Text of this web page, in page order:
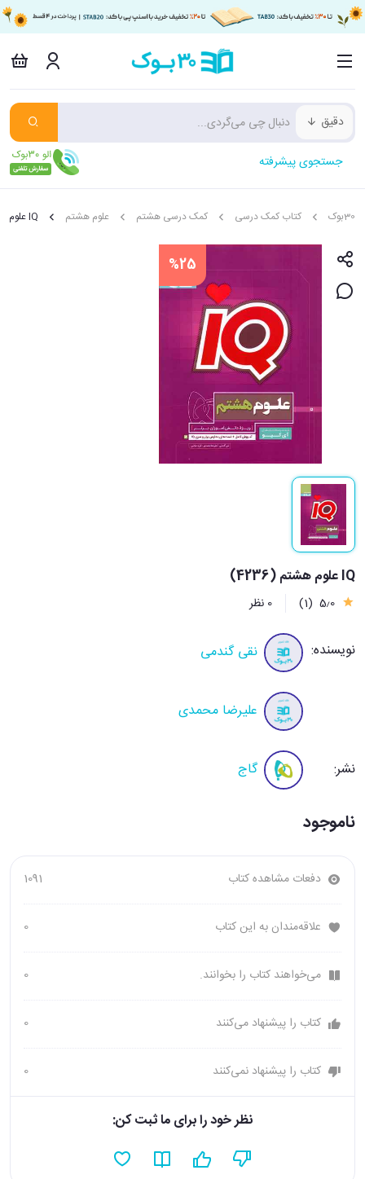
دقیق
جستجوی پیشرفته
30بوک کتاب کمک درسی کمک درسی هشتم علوم هشتم IQ علوم هشتم
%25
IQ علوم هشتم (4236)
5٫0 (1) 0 نظر
نویسنده: نقی گندمی
علیرضا محمدی
نشر: گاج
ناموجود
دفعات مشاهده کتاب 1091
علاقه‌مندان به این کتاب 0
می‌خواهند کتاب را بخوانند. 0
کتاب را پیشنهاد می‌کنند 0
کتاب را پیشنهاد نمی‌کنند 0
نظر خود را برای ما ثبت کن: